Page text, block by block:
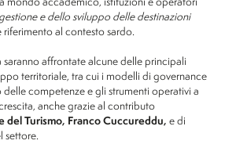
gestione e dello sviluppo delle destinazioni
al contesto sardo.
affrontate alcune delle principali
territoriale, tra cui i modelli di governance
competenze e gli strumenti operativi a
anche grazie al contributo
del Turismo, Franco Cuccureddu, e di
settore.